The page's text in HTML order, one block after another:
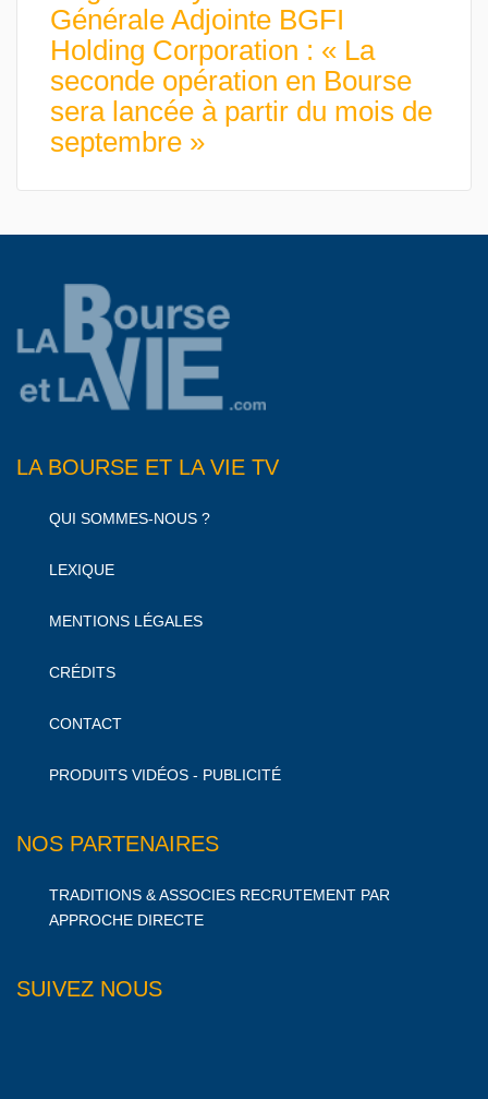
Générale Adjointe BGFI
Holding Corporation : « La
seconde opération en Bourse
sera lancée à partir du mois de
septembre »
LA BOURSE ET LA VIE TV
QUI SOMMES-NOUS ?
LEXIQUE
MENTIONS LÉGALES
CRÉDITS
CONTACT
PRODUITS VIDÉOS - PUBLICITÉ
NOS PARTENAIRES
TRADITIONS & ASSOCIES RECRUTEMENT PAR
APPROCHE DIRECTE
SUIVEZ NOUS